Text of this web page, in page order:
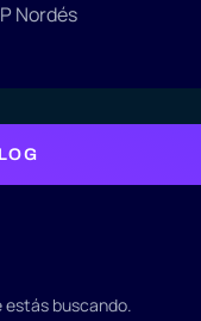
Nordés
estás buscando.